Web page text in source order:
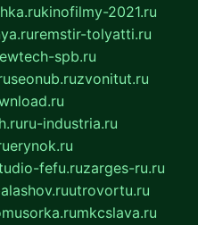
kinofilmy-2021.ru
remstir-tolyatti.ru
spb.ru
seonub.ruzvonitut.ru
ru-industria.ru
erynok.ru
fefu.ruzarges-ru.ru
utrovortu.ru
mkcslava.ru